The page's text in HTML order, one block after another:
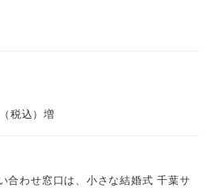
税込）増
合わせ窓口は、小さな結婚式 千葉サ